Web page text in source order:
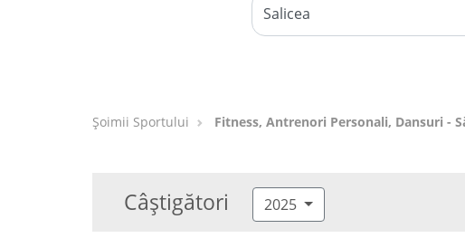
Șoimii Sportului Fitness, Antrenori Personali, Dansuri -
Câștigători 2025